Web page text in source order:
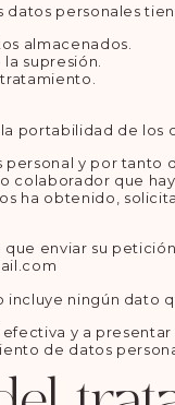
datos personales
almacenados.
supresión.
portabilidad de los
personal y por
colaborador que
ha obtenido,
que enviar su
ningún dato
y a
de datos